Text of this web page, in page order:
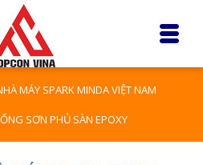
MÁY SPARK MINDA VIỆT NAM
SƠN PHỦ SÀN EPOXY